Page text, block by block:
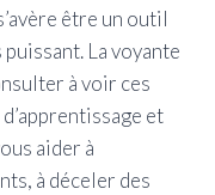
être un outil
La voyante
à voir ces
et
aider à
à déceler des